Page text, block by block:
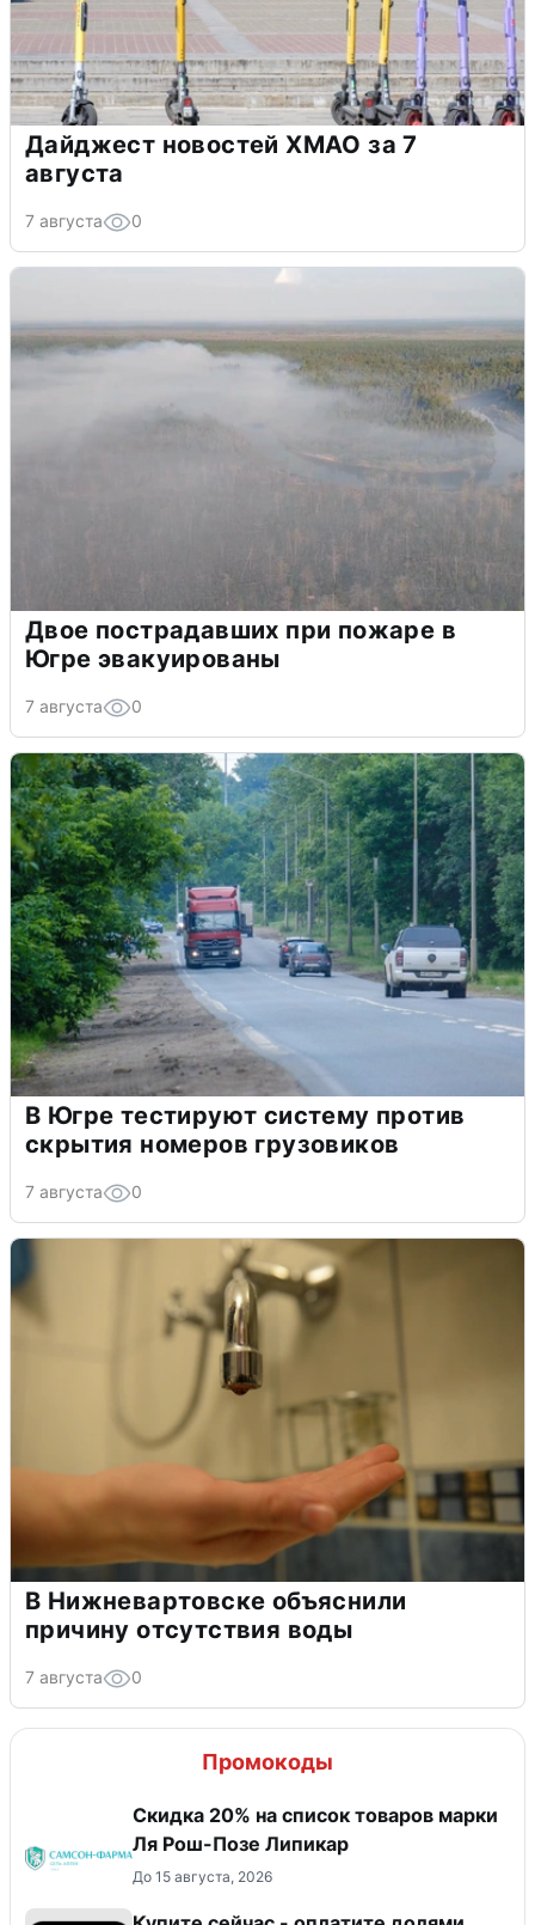
Дайджест новостей ХМАО за 7
августа
7 августа 0
Двое пострадавших при пожаре в
Югре эвакуированы
7 августа 0
В Югре тестируют систему против
скрытия номеров грузовиков
7 августа 0
В Нижневартовске объяснили
причину отсутствия воды
7 августа 0
Промокоды
Скидка 20% на список товаров марки
Ля Рош-Позе Липикар
До 15 августа, 2026